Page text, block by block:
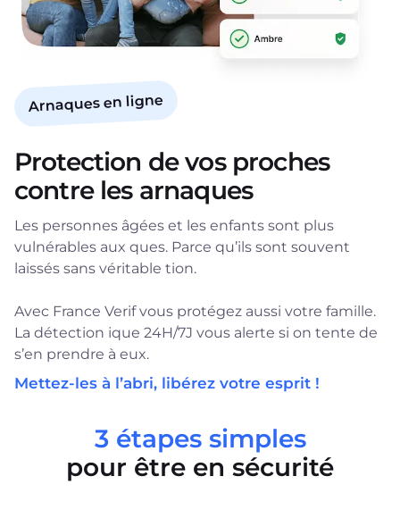
Arnaques en ligne
Protection de vos proches
contre les arnaques
Les personnes âgées et les enfants sont plus
vulnérables aux ques. Parce qu’ils sont souvent
laissés sans véritable tion.
Avec France Verif vous protégez aussi votre famille.
La détection ique 24H/7J vous alerte si on tente de
s’en prendre à eux.
Mettez-les à l’abri, libérez votre esprit !
3 étapes simples
pour être en sécurité